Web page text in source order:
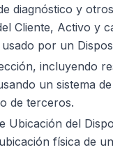
diagnóstico y
Cliente, Activo y
por un
incluyendo
un sistema
de terceros.
Ubicación del
física de